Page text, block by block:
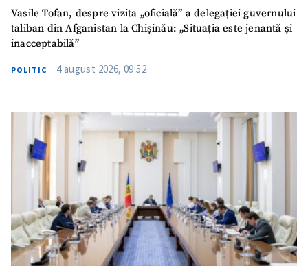
Vasile Tofan, despre vizita „oficială” a delegației guvernului
taliban din Afganistan la Chișinău: „Situația este jenantă și
inacceptabilă”
POLITIC 4 august 2026, 09:52